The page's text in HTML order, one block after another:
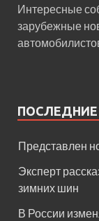
Интересные
зарубежные
ПОСЛЕДНИЕ
Представлен
Эксперт
зимних шин
В России